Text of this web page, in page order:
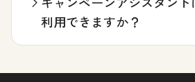
利用できますか？